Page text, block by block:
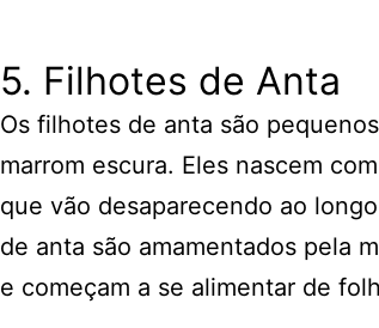
5. Filhotes de Anta
Os filhotes de anta são
marrom escura. Eles nascem
que vão desaparecendo ao
de anta são amamentados pela
e começam a se alimentar de